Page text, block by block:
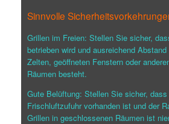
Sinnvolle
Grillen im Freien: Stellen Sie sicher,
betrieben wird und ausreichend
Zelten, geöffneten Fenstern oder
Räumen besteht.
Gute Belüftung: Stellen Sie sicher, dass
Frischluftzufuhr vorhanden ist und der
Grillen in geschlossenen Räumen ist